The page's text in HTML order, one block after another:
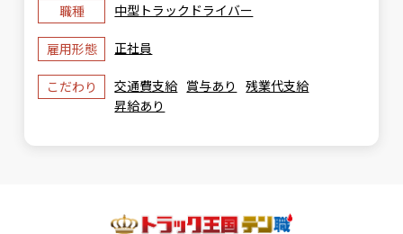
職種 中型トラックドライバー
雇用形態 正社員
こだわり 交通費支給 賞与あり
残業代支給
昇給あり